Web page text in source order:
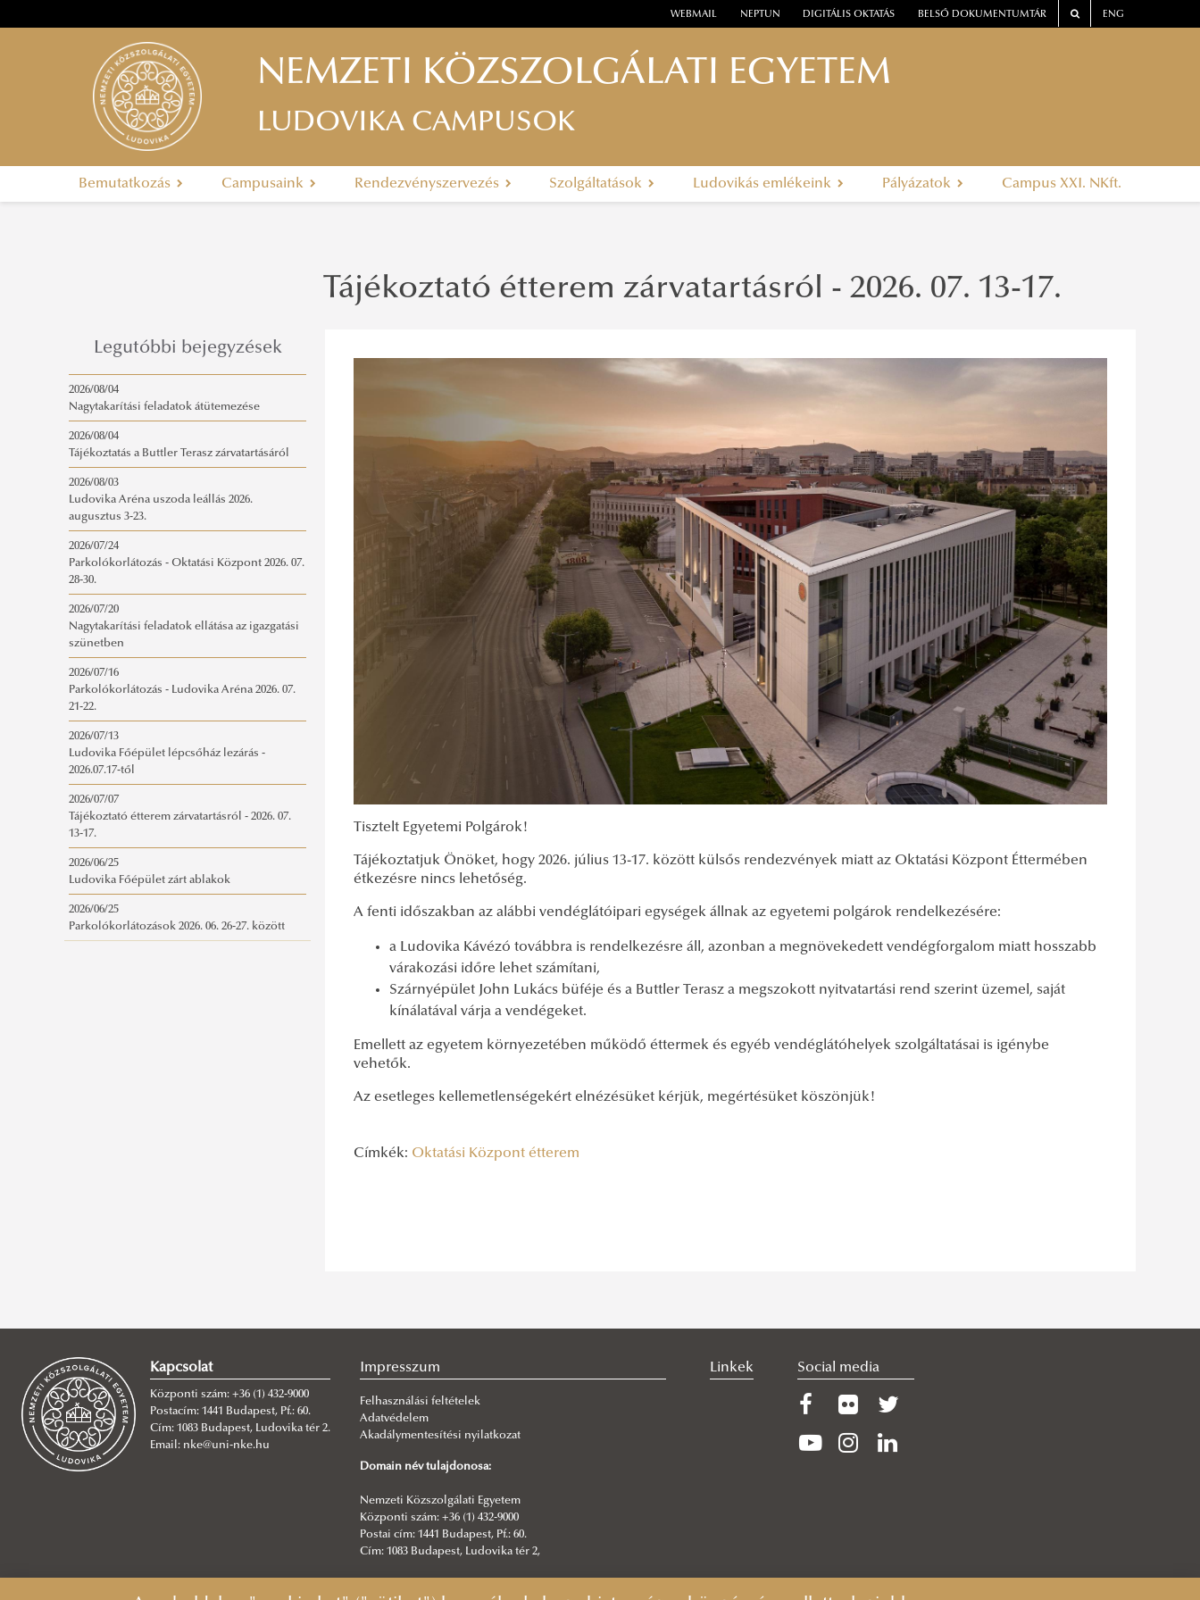
WEBMAIL NEPTUN DIGITÁLIS OKTATÁS BELSŐ DOKUMENTUMTÁR ENG
NEMZETI KÖZSZOLGÁLATI EGYETEM
LUDOVIKA CAMPUSOK
Bemutatkozás Campusaink Rendezvényszervezés Szolgáltatások Ludovikás emlékeink Pályázatok Campus XXI. NKft.
Legutóbbi bejegyzések
2026/08/04
Nagytakarítási feladatok átütemezése
2026/08/04
Tájékoztatás a Buttler Terasz zárvatartásáról
2026/08/03
Ludovika Aréna uszoda leállás 2026.
augusztus 3-23.
2026/07/24
Parkolókorlátozás - Oktatási Központ 2026. 07.
28-30.
2026/07/20
Nagytakarítási feladatok ellátása az igazgatási
szünetben
2026/07/16
Parkolókorlátozás - Ludovika Aréna 2026. 07.
21-22.
2026/07/13
Ludovika Főépület lépcsőház lezárás -
2026.07.17-től
2026/07/07
Tájékoztató étterem zárvatartásról - 2026. 07.
13-17.
2026/06/25
Ludovika Főépület zárt ablakok
2026/06/25
Parkolókorlátozások 2026. 06. 26-27. között
Tájékoztató étterem zárvatartásról - 2026. 07. 13-17.
Tisztelt Egyetemi Polgárok!
Tájékoztatjuk Önöket, hogy 2026. július 13-17. között külsős rendezvények miatt az Oktatási Központ Éttermében
étkezésre nincs lehetőség.
A fenti időszakban az alábbi vendéglátóipari egységek állnak az egyetemi polgárok rendelkezésére:
a Ludovika Kávézó továbbra is rendelkezésre áll, azonban a megnövekedett vendégforgalom miatt hosszabb
várakozási időre lehet számítani,
Szárnyépület John Lukács büféje és a Buttler Terasz a megszokott nyitvatartási rend szerint üzemel, saját
kínálatával várja a vendégeket.
Emellett az egyetem környezetében működő éttermek és egyéb vendéglátóhelyek szolgáltatásai is igénybe
vehetők.
Az esetleges kellemetlenségekért elnézésüket kérjük, megértésüket köszönjük!
Címkék: Oktatási Központ étterem
Kapcsolat
Központi szám: +36 (1) 432-9000
Postacím: 1441 Budapest, Pf.: 60.
Cím: 1083 Budapest, Ludovika tér 2.
Email: nke@uni-nke.hu
Impresszum
Felhasználási feltételek
Adatvédelem
Akadálymentesítési nyilatkozat
Domain név tulajdonosa:
Nemzeti Közszolgálati Egyetem
Központi szám: +36 (1) 432-9000
Postai cím: 1441 Budapest, Pf.: 60.
Cím: 1083 Budapest, Ludovika tér 2,
Linkek Social media